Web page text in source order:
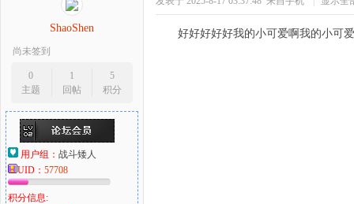
ShaoShen
尚未签到
0
主题
1
回帖
5
积分
用户组： 战斗矮人
UID： 57708
积分信息:
好好好好好我的小可爱啊我的小可